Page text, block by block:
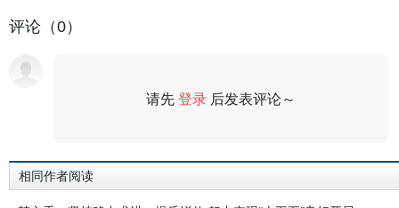
评论（0）
请先登录 后发表评论～
相同作者阅读